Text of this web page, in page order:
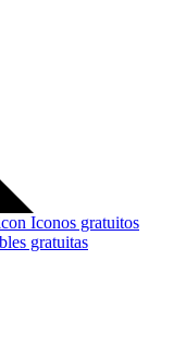
Iconos gratuitos
gratuitas